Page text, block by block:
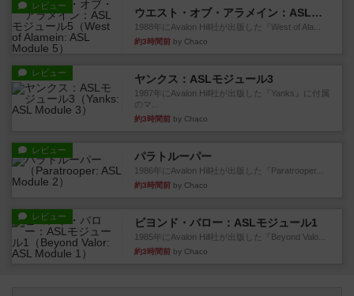
レビュー
ウエスト・オブ・アラメイン：ASLモジュール5
1988年にAvalon Hill社が出版した『West of Ala...
約3時間前 by Chaco
レビュー ヤンクス：ASLモジュール3
1987年にAvalon Hill社が出版した『Yanks』に付属
のマ...
約3時間前 by Chaco
レビュー パラトルーパー
1986年にAvalon Hill社が出版した『Paratrooper...
約3時間前 by Chaco
レビュー ビヨンド・バロー：ASLモジュール1
1985年にAvalon Hill社が出版した『Beyond Valo...
約3時間前 by Chaco